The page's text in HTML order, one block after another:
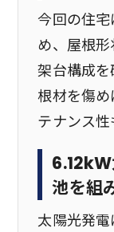
今回の住
め、屋根
架台構成
根材を傷
テナンス性
池を組
太陽光発